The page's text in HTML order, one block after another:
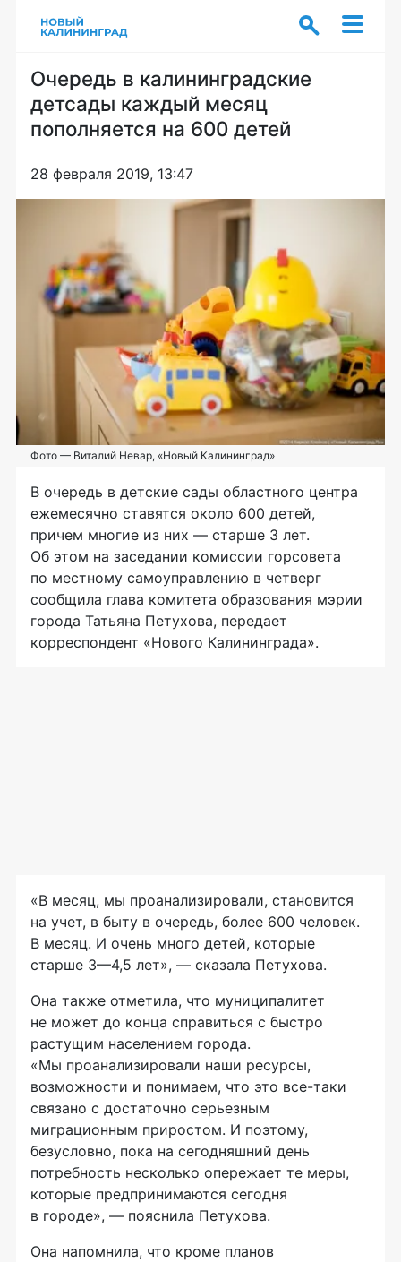
Очередь в калининградские
детсады каждый месяц
пополняется на 600 детей
28 февраля 2019, 13:47
Фото — Виталий Невар, «Новый Калининград»
В очередь в детские сады областного центра
ежемесячно ставятся около 600 детей,
причем многие из них — старше 3 лет.
Об этом на заседании комиссии горсовета
по местному самоуправлению в четверг
сообщила глава комитета образования мэрии
города Татьяна Петухова, передает
корреспондент «Нового Калининграда».
«В месяц, мы проанализировали, становится
на учет, в быту в очередь, более 600 человек.
В месяц. И очень много детей, которые
старше 3—4,5 лет», — сказала Петухова.
Она также отметила, что муниципалитет
не может до конца справиться с быстро
растущим населением города.
«Мы проанализировали наши ресурсы,
возможности и понимаем, что это все-таки
связано с достаточно серьезным
миграционным приростом. И поэтому,
безусловно, пока на сегодняшний день
потребность несколько опережает те меры,
которые предпринимаются сегодня
в городе», — пояснила Петухова.
Она напомнила, что кроме планов